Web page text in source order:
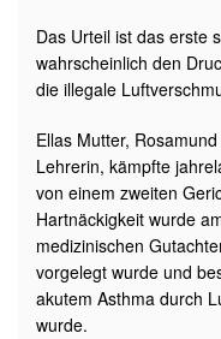
Das Urteil ist das erste
wahrscheinlich den
die illegale
Ellas Mutter,
Lehrerin, kämpfte
von einem zweiten
Hartnäckigkeit wurde
medizinischen
vorgelegt wurde und
akutem Asthma durch
wurde.